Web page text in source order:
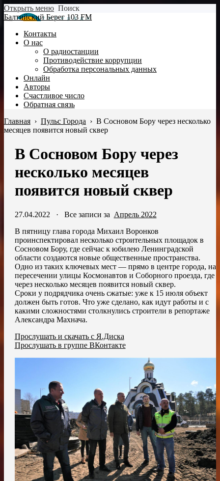
Открыть меню Поиск
Балтийский Берег 103 FM
Контакты
О нас
О радиостанции
Противодействие коррупции
Обработка персональных данных
Онлайн
Авторы
Счастливое число
Обратная связь
Главная › Пульс Города › В Сосновом Бору через несколько
месяцев появится новый сквер
В Сосновом Бору через
несколько месяцев
появится новый сквер
27.04.2022 · Все записи за Апрель 2022
В пятницу глава города Михаил Воронков
проинспектировал несколько строительных площадок в
Сосновом Бору, где сейчас к юбилею Ленинградской
области создаются новые общественные пространства.
Одно из таких ключевых мест — прямо в центре города, на
пересечении улицы Космонавтов и Соборного проезда, где
через несколько месяцев появится новый сквер.
Сроки у подрядчика очень сжатые: уже к 15 июля объект
должен быть готов. Что уже сделано, как идут работы и с
какими сложностями столкнулись строители в репортаже
Александра Махнача.
Прослушать и скачать с Я.Диска
Прослушать в группе ВКонтакте